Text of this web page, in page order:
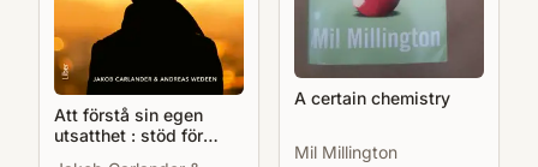
Att förstå sin egen
utsatthet : stöd för
A certain chemistry
Mil Millington